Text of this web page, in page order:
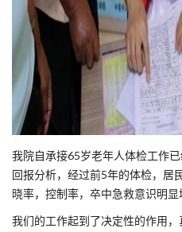
我院自承接65岁老年人体检工作
回报分析，经过前5年的体检，居
晓率，控制率，卒中急救意识明显
我们的工作起到了决定性的作用